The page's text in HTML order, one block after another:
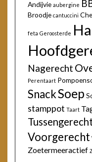
Andijvie aubergine
Broodje cantuccini
feta Geroosterde
Nagerecht
Perentaart
SnackSoep
stamppot Taart
Tussengerecht
Voorgerecht
Zoetermeeractief